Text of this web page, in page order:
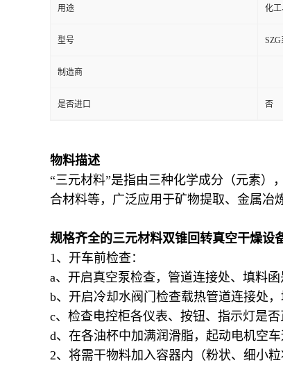
用途 化
型号 SZG
制造商
是否进口 否
物料描述
“三元材料”是指由三种化学成分（元素）
合材料等，广泛应用于矿物提取、金属冶
规格齐全的三元材料双锥回转真空干燥设
1、开车前检查：
a、开启真空泵检查，管道连接处、填料
b、开启冷却水阀门检查载热管道连接处
c、检查电控柜各仪表、按钮、指示灯是
d、在各油杯中加满润滑脂，起动电机空
2、将需干物料加入容器内（粉状、细小